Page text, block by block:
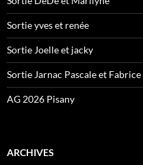
Sortie yves et renée
Sortie Joelle et jacky
Sortie Jarnac Pascale et Fabrice
AG 2026 Pisany
ARCHIVES